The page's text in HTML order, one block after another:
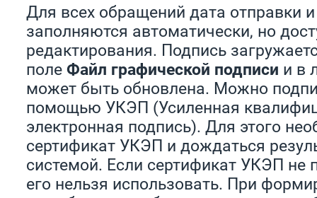
Для всех обращений дата отправки
заполняются автоматически, но
редактирования. Подпись
поле Файл графической подписи и в
может быть обновлена. Можно
помощью УКЭП (Усиленная
электронная подпись). Для этого
сертификат УКЭП и дождаться
системой. Если сертификат УКЭП не
его нельзя использовать. При